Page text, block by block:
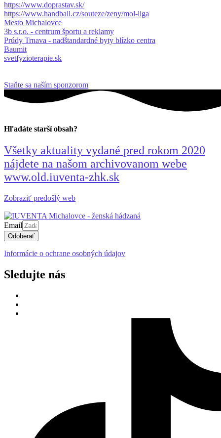
https://www.doprastav.sk/
https://www.handball.cz/souteze/zeny/mol-liga
Mesto Michalovce
3b s.r.o. - centrum športu a reklamy
Prúdy Trnava - nadštandardné byty blízko centra
Baumit
svetfyzioterapie.sk
Staňte sa naším sponzorom
Hľadáte starší obsah?
Všetky aktuality vydané pred rokom 2020
nájdete na našom archivovanom webe
www.old.iuventa-zhk.sk
Zobraziť predošlý web
Email
Odoberať
Informácie o ochrane osobných údajov
Sledujte nás